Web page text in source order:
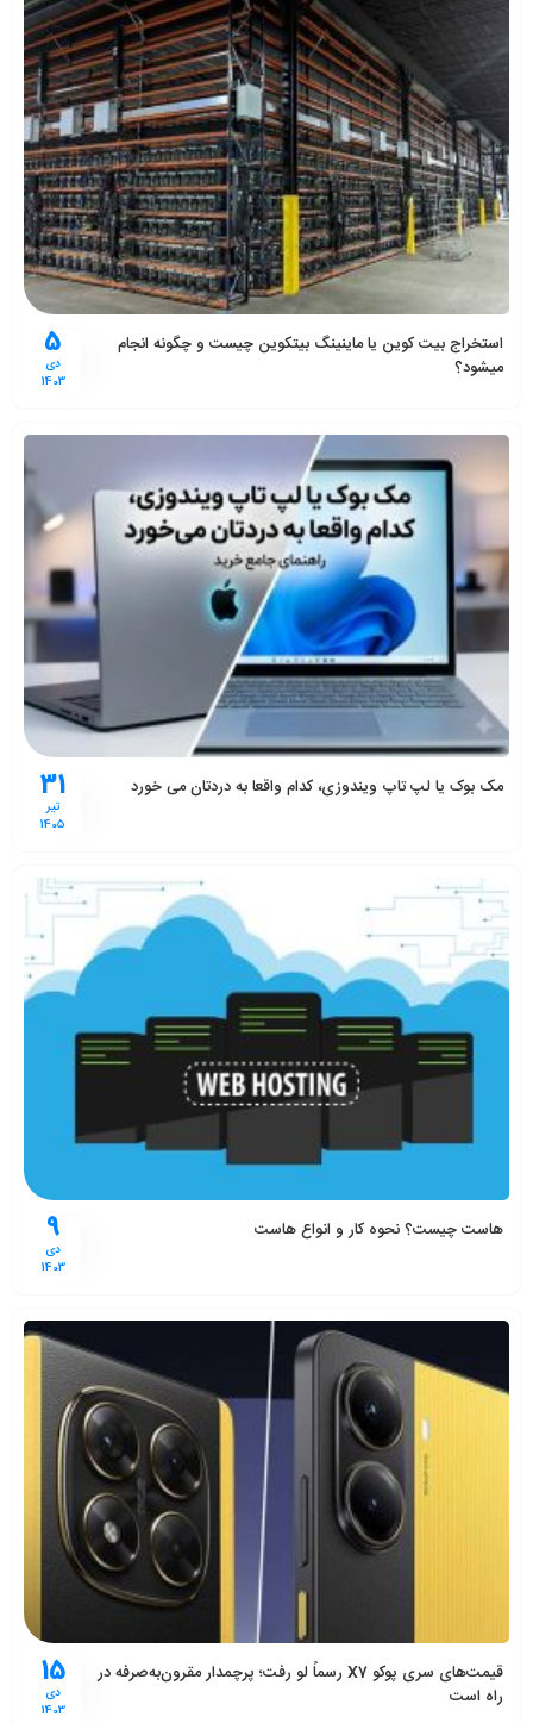
5
دی
1403
استخراج بیت کوین یا ماینینگ بیتکوین چیست و چگونه انجام
میشود؟
31
تیر
1405
مک بوک یا لپ تاپ ویندوزی، کدام واقعا به دردتان می خورد
9
دی
1403
هاست چیست؟ نحوه کار و انواع هاست
15
دی
1403
قیمت‌های سری پوکو X7 رسماً لو رفت؛ پرچمدار مقرون‌به‌صرفه در
راه است